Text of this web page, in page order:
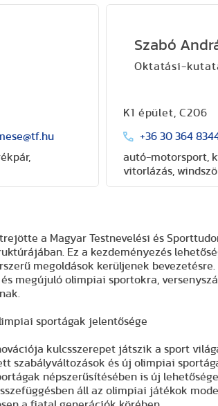
Szabó
Oktatási-
K1 épület, C206
+36 30 364
autó-motorsport,
vitorlázás,
a Magyar Testnevelési és
Ez a kezdeményezés
megoldások kerüljenek
megújuló olimpiai sportokra,
sportágak jelentősége
kulcsszerepet játszik a sport
szabályváltozások és új olimpiai
népszerűsítésében is új
áll az olimpiai játékok